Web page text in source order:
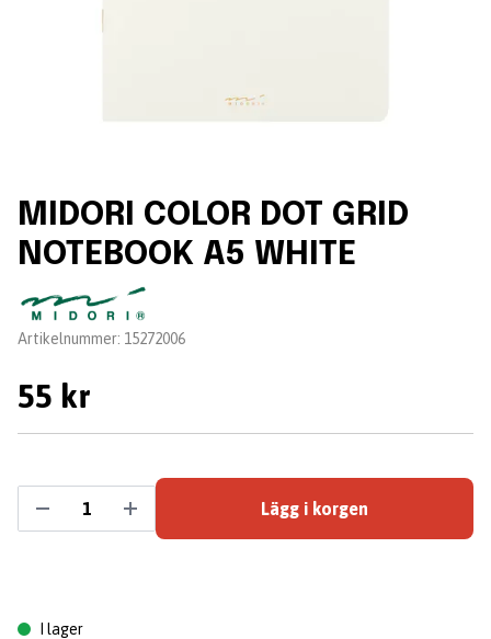
MIDORI COLOR DOT GRID
NOTEBOOK A5 WHITE
Leverantör:
Artikelnummer: 15272006
55 kr
Lägg i korgen
I lager